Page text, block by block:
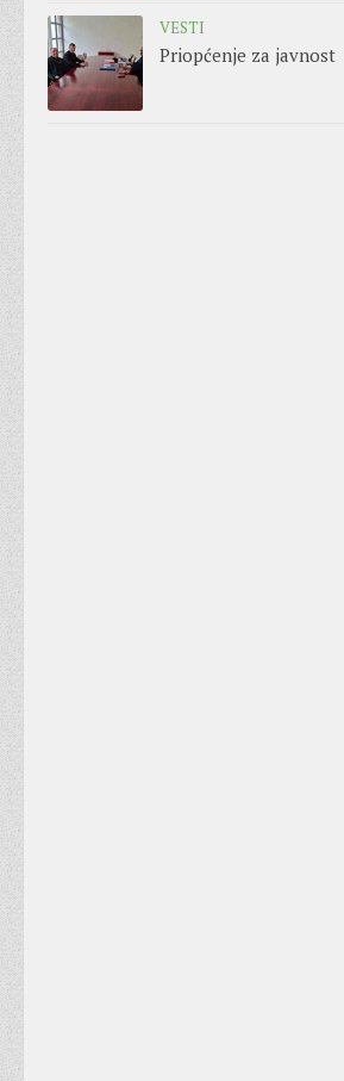
VESTI
Priopćenje za javnost